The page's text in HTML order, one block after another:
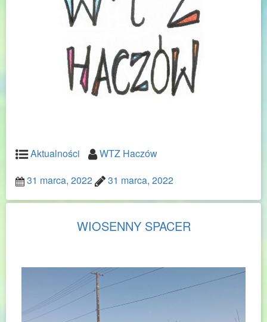
Aktualności
WTZ Haczów
31 marca, 2022
31 marca, 2022
WIOSENNY SPACER